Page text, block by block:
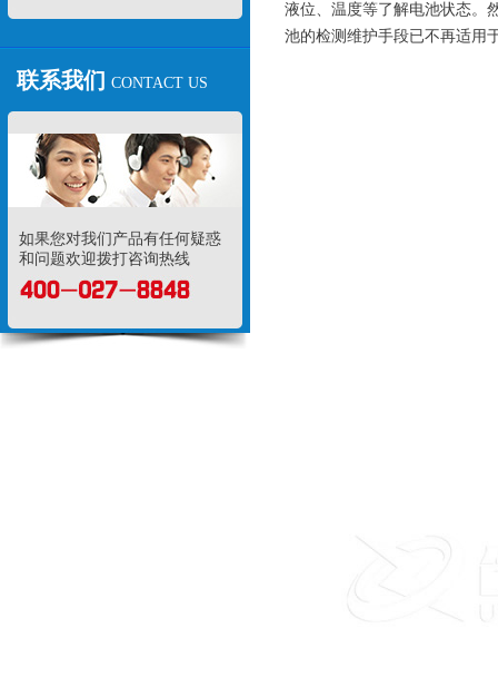
联系我们 CONTACT US
如果您对我们产品有任何疑惑
和问题欢迎拨打咨询热线
液位、温度等了解电池状态。
池的检测维护手段已不再适用